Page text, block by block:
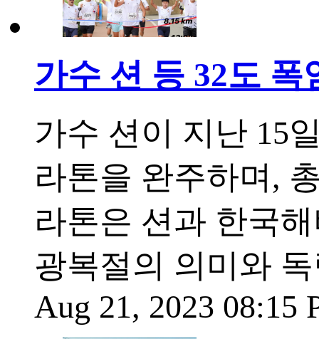
가수 션 등 32도 폭
가수 션이 지난 15
라톤을 완주하며,
라톤은 션과 한국
광복절의 의미와
Aug 21, 2023 08:15